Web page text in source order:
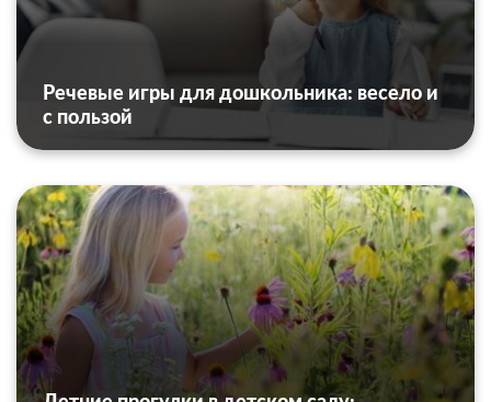
Речевые игры для дошкольника: весело и
с пользой